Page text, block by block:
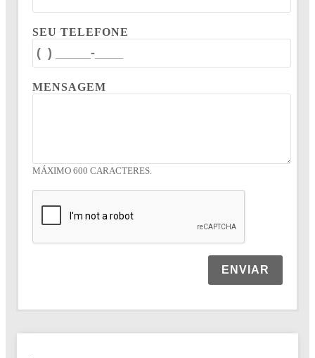
SEU TELEFONE
MENSAGEM
MÁXIMO 600 CARACTERES.
ENVIAR